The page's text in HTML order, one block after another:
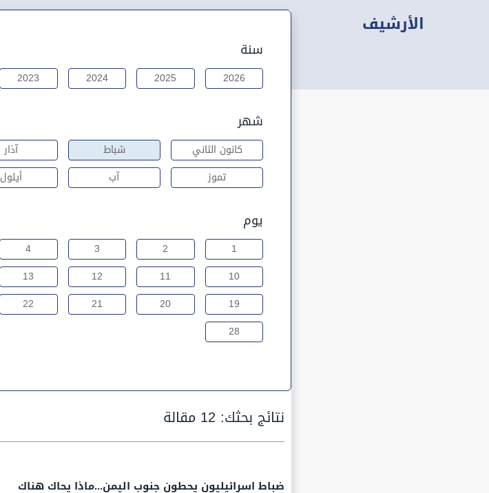
الأرشيف
سنة
2026
2025
2024
2023
شهر
كانون الثاني شباط آذار
تموز
آب أيلول
يوم
1
2
3
4
10
11
12
13
19
20
21
22
28
نتائج بحثك: 12 مقالة
ضباط اسرائيليون يحطون جنوب اليمن...ماذا يحاك هناك